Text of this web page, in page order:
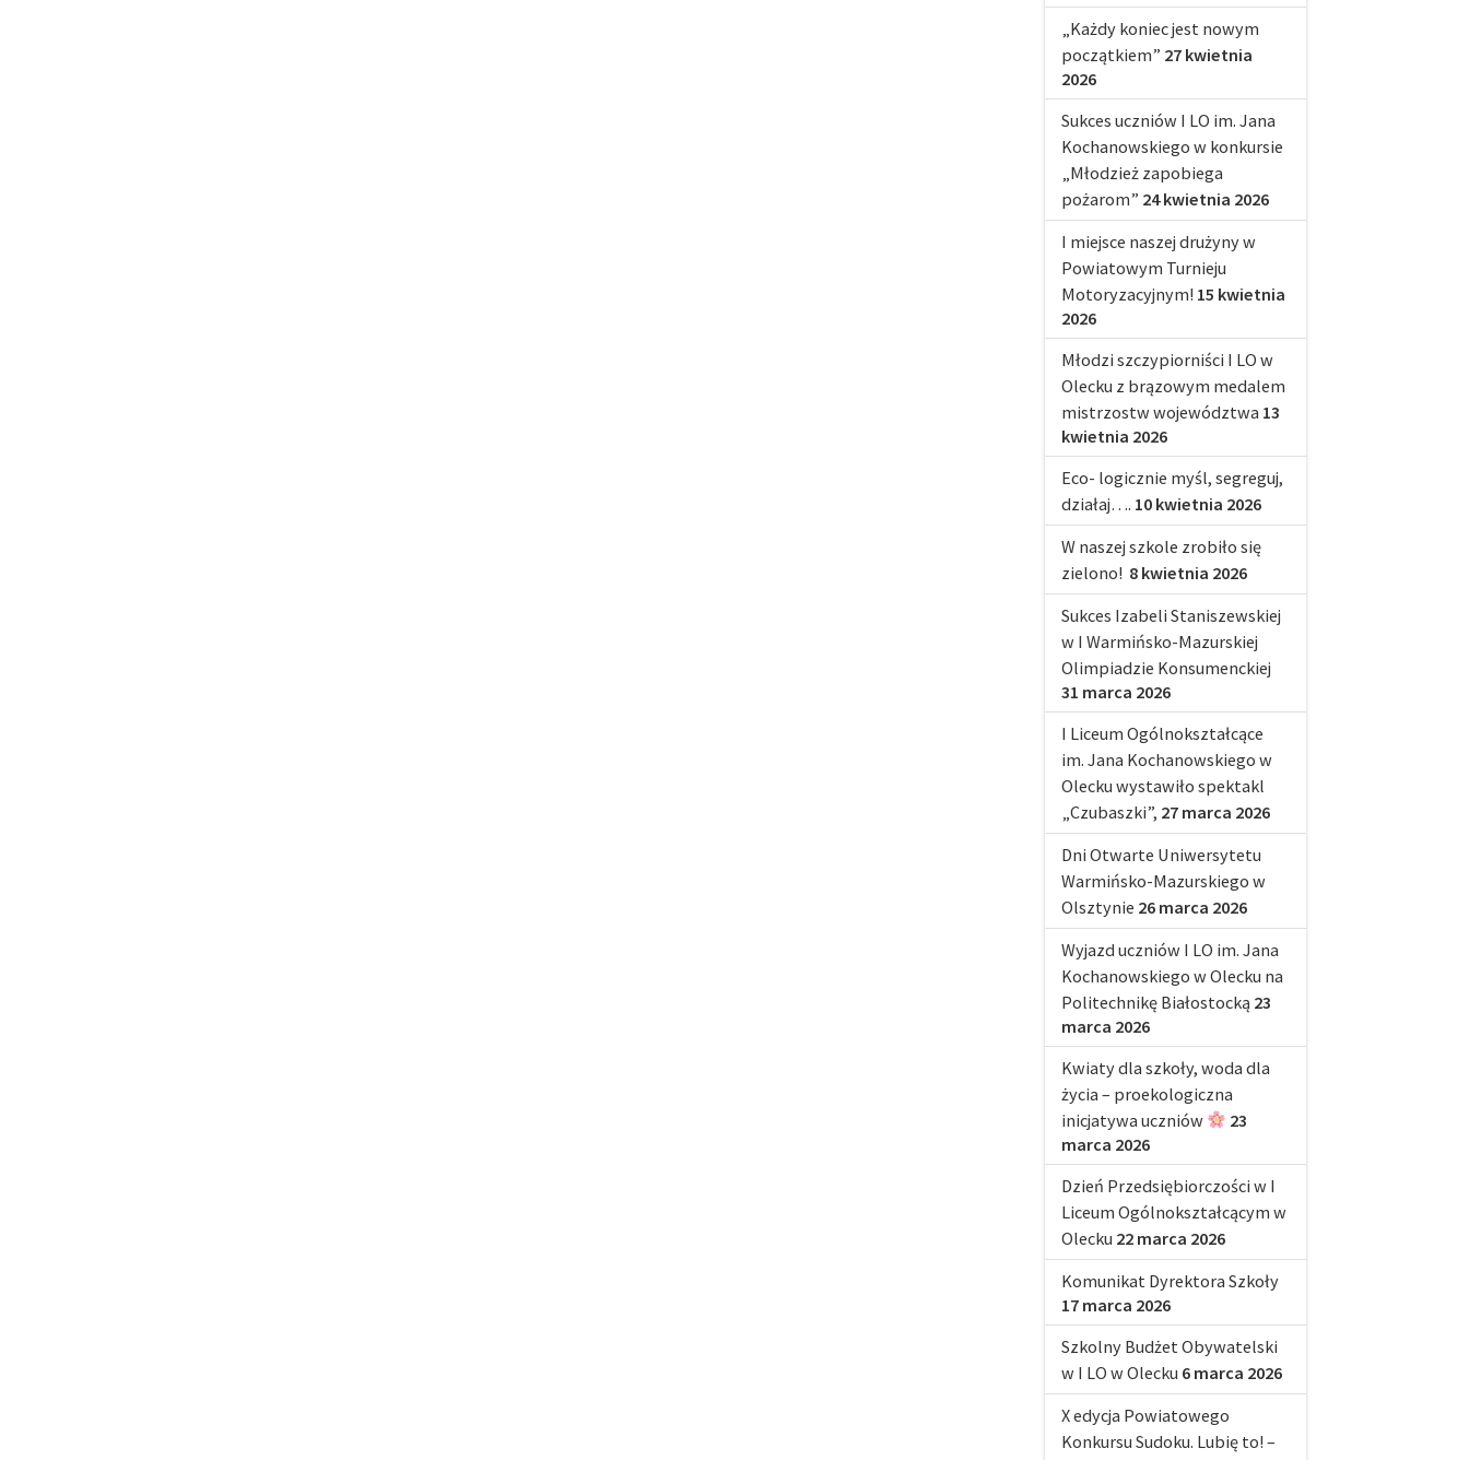
„Każdy koniec jest nowym
początkiem” 27 kwietnia
2026
Sukces uczniów I LO im. Jana
Kochanowskiego w konkursie
„Młodzież zapobiega
pożarom” 24 kwietnia 2026
I miejsce naszej drużyny w
Powiatowym Turnieju
Motoryzacyjnym! 15 kwietnia
2026
Młodzi szczypiorniści I LO w
Olecku z brązowym medalem
mistrzostw województwa 13
kwietnia 2026
Eco- logicznie myśl, segreguj,
działaj…. 10 kwietnia 2026
W naszej szkole zrobiło się
zielono! 8 kwietnia 2026
Sukces Izabeli Staniszewskiej
w I Warmińsko-Mazurskiej
Olimpiadzie Konsumenckiej
31 marca 2026
I Liceum Ogólnokształcące
im. Jana Kochanowskiego w
Olecku wystawiło spektakl
„Czubaszki”, 27 marca 2026
Dni Otwarte Uniwersytetu
Warmińsko-Mazurskiego w
Olsztynie 26 marca 2026
Wyjazd uczniów I LO im. Jana
Kochanowskiego w Olecku na
Politechnikę Białostocką 23
marca 2026
Kwiaty dla szkoły, woda dla
życia – proekologiczna
inicjatywa uczniów
23
marca 2026
Dzień Przedsiębiorczości w I
Liceum Ogólnokształcącym w
Olecku 22 marca 2026
Komunikat Dyrektora Szkoły
17 marca 2026
Szkolny Budżet Obywatelski
w I LO w Olecku 6 marca 2026
X edycja Powiatowego
Konkursu Sudoku. Lubię to! –